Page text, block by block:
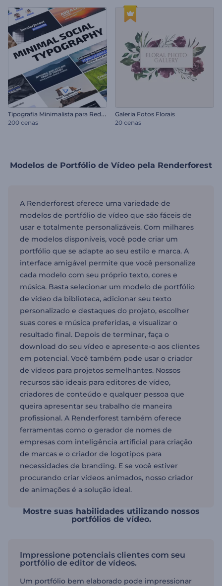
T
ipografia Minimalista para Redes Sociais
200 cenas
Galeria Fotos Florais
20 cenas
Modelos de Portfólio de Vídeo pela Renderforest
A Renderforest oferece uma variedade de
modelos de portfólio de vídeo que são fáceis de
usar e totalmente personalizáveis. Com milhares
de modelos disponíveis, você pode criar um
portfólio que se adapte ao seu estilo e marca. A
interface amigável permite que você personalize
cada modelo com seu próprio texto, cores e
música. Basta selecionar um modelo de portfólio
de vídeo da biblioteca, adicionar seu texto
personalizado e destaques do projeto, escolher
suas cores e música preferidas, e visualizar o
resultado final. Depois de terminar, faça o
download do seu vídeo e apresente-o aos clientes
em potencial. Você também pode usar o criador
de vídeos para projetos semelhantes. Nossos
recursos são ideais para editores de vídeo,
criadores de conteúdo e qualquer pessoa que
queira apresentar seu trabalho de maneira
profissional. A Renderforest também oferece
ferramentas como o gerador de nomes de
empresas com inteligência artificial para criação
de marcas e o criador de logotipos para
necessidades de branding. E se você estiver
procurando criar vídeos animados, nosso criador
de animações é a solução ideal.
Mostre suas habilidades utilizando nossos
portfólios de vídeo.
Impressione potenciais clientes com seu
portfólio de editor de vídeos.
Um portfólio bem elaborado pode impressionar